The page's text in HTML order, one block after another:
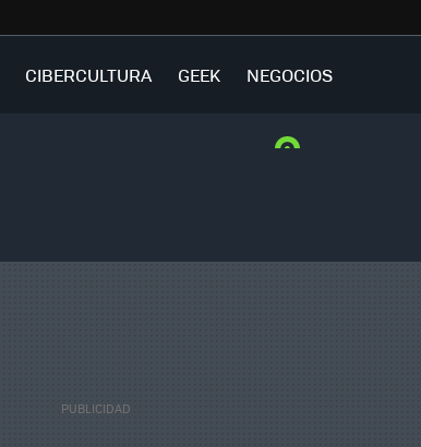
CIBERCULTURA GEEK NEGOCIOS